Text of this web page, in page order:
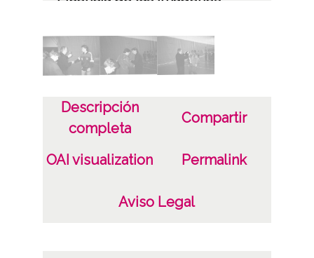
Descripción
completa
Compartir
OAI visualization Permalink
Aviso Legal